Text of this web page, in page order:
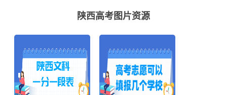
陕西高考图片资源